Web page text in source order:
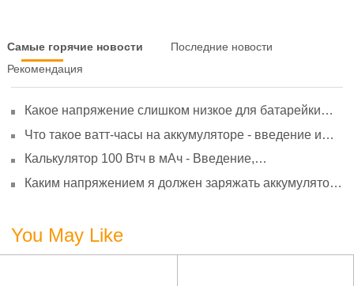
Самые горячие новости
Последние новости
Рекомендация
Какое напряжение слишком низкое для батарейки
старение
Что такое ватт-часы на аккумуляторе - введение и
Калькулятор 100 Втч в мАч - Введение,
Каким напряжением я должен заряжать аккумулятор
You May Like